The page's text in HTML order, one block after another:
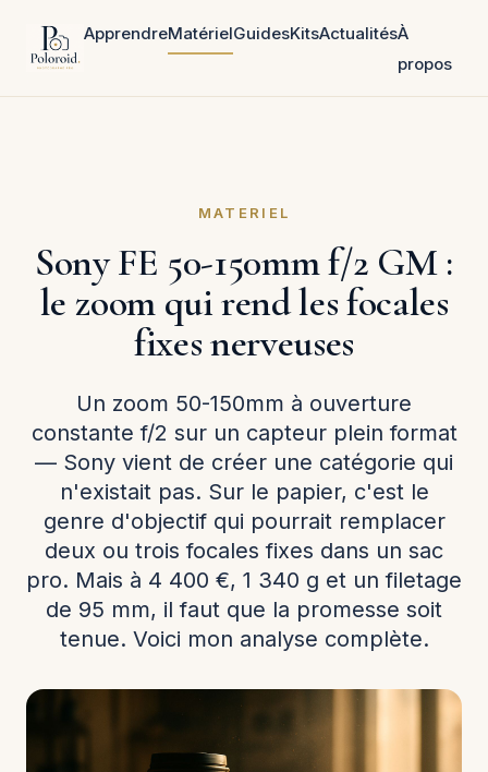
ApprendreMatérielGuidesKitsActualitésÀ
propos
MATERIEL
Sony FE 50-150mm f/2 GM :
le zoom qui rend les focales
fixes nerveuses
Un zoom 50-150mm à ouverture
constante f/2 sur un capteur plein format
— Sony vient de créer une catégorie qui
n'existait pas. Sur le papier, c'est le
genre d'objectif qui pourrait remplacer
deux ou trois focales fixes dans un sac
pro. Mais à 4 400 €, 1 340 g et un filetage
de 95 mm, il faut que la promesse soit
tenue. Voici mon analyse complète.